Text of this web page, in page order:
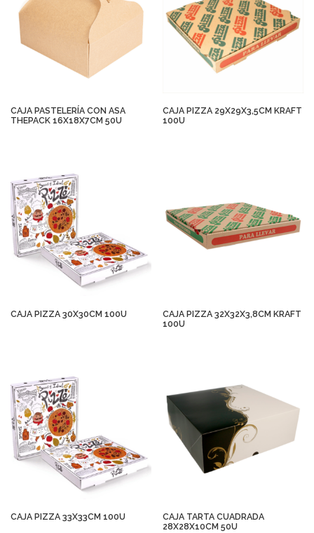
CAJA PASTELERÍA CON ASA
THEPACK 16X18X7CM 50U
CAJA PIZZA 29X29X3,5CM KRAFT
100U
CAJA PIZZA 30X30CM 100U
CAJA PIZZA 32X32X3,8CM KRAFT
100U
CAJA PIZZA 33X33CM 100U
CAJA TARTA CUADRADA
28X28X10CM 50U